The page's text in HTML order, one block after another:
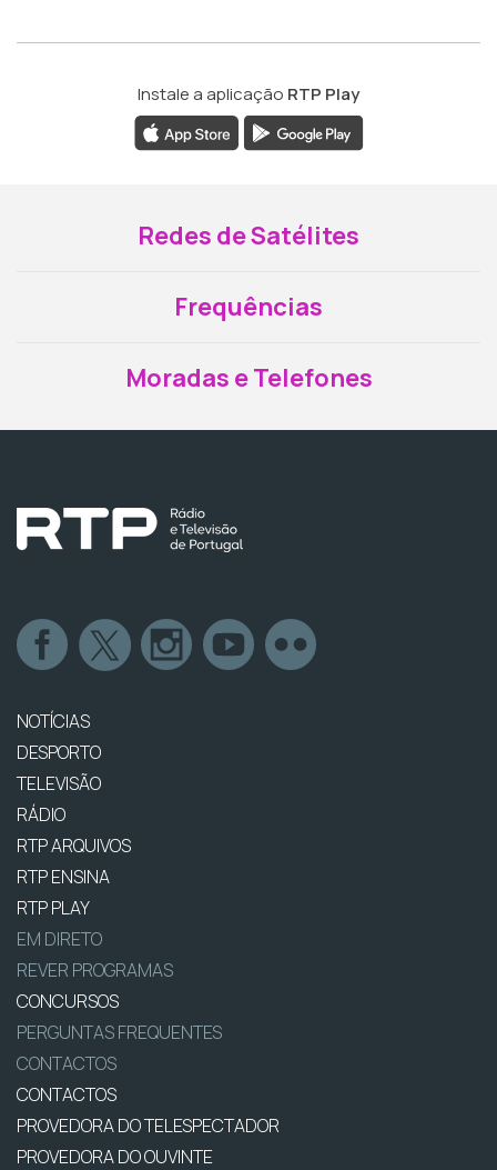
Instale a aplicação RTP Play
Redes de Satélites
Frequências
Moradas e Telefones
NOTÍCIAS
DESPORTO
TELEVISÃO
RÁDIO
RTP ARQUIVOS
RTP ENSINA
RTP PLAY
EM DIRETO
REVER PROGRAMAS
CONCURSOS
PERGUNTAS FREQUENTES
CONTACTOS
CONTACTOS
PROVEDORA DO TELESPECTADOR
PROVEDORA DO OUVINTE